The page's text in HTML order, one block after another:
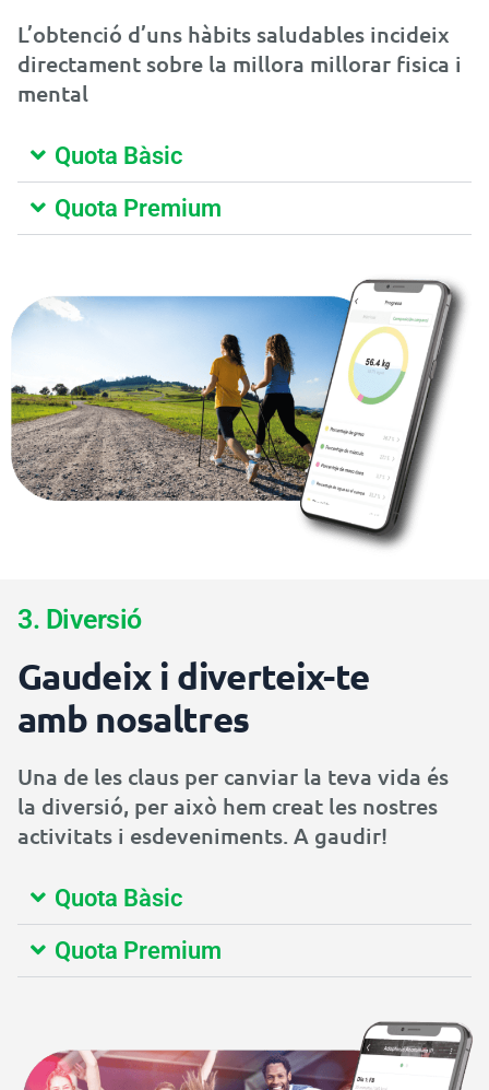
L’obtenció d’uns hàbits saludables incideix
directament sobre la millora millorar fisica i
mental
Quota Bàsic
Quota Premium
3. Diversió
Gaudeix i diverteix-te
amb nosaltres
Una de les claus per canviar la teva vida és
la diversió, per això hem creat les nostres
activitats i esdeveniments. A gaudir!
Quota Bàsic
Quota Premium